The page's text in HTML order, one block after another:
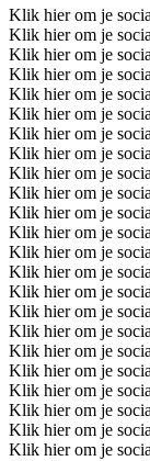
Klik hier om je
Klik hier om je
Klik hier om je
Klik hier om je
Klik hier om je
Klik hier om je
Klik hier om je
Klik hier om je
Klik hier om je
Klik hier om je
Klik hier om je
Klik hier om je
Klik hier om je
Klik hier om je
Klik hier om je
Klik hier om je
Klik hier om je
Klik hier om je
Klik hier om je
Klik hier om je
Klik hier om je
Klik hier om je
Klik hier om je